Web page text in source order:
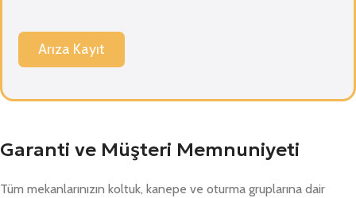
Arıza Kayıt
Garanti ve Müşteri Memnuniyeti
Tüm mekanlarınızın koltuk, kanepe ve oturma gruplarına dair